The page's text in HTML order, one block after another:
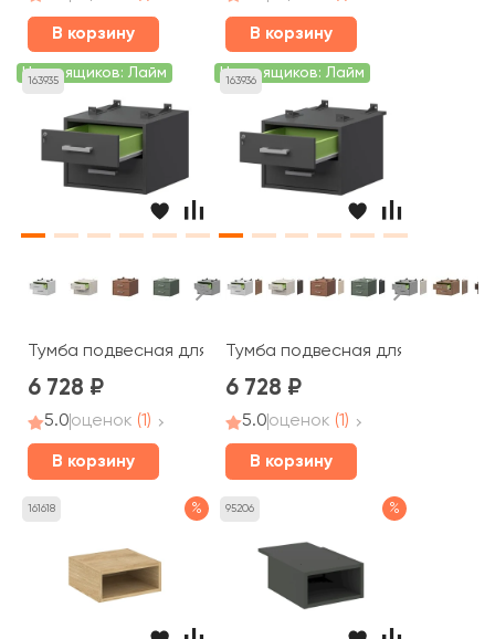
В корзину В корзину
163935
Цвет ящиков: Лайм
Тумба подвесная для столов на м/каркасе АМТ2-
6 728
5.0оценок (1)
В корзину
163936
Цвет ящиков: Лайм
Тумба подвесная для столов
6 728
5.0оценок (1)
В корзину
161618 % 95206 %